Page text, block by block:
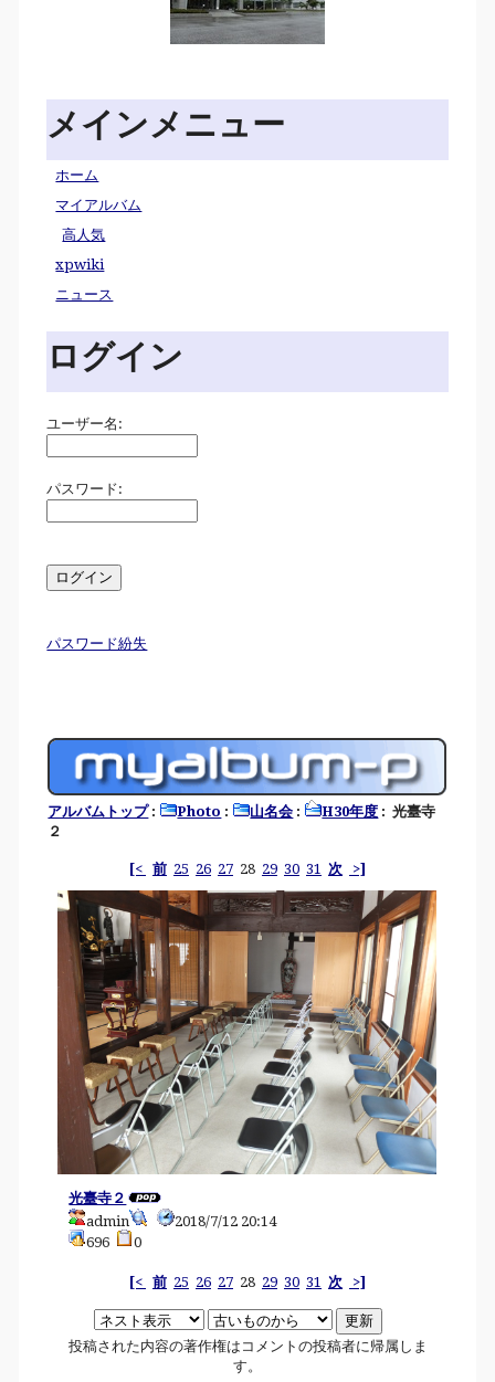
メインメニュー
ホーム
マイアルバム
高人気
xpwiki
ニュース
ログイン
ユーザー名:
パスワード:
パスワード紛失
アルバムトップ: Photo : 山名会 : H30年度 : 光臺寺
２
[< 前 25 26 27 28 29 30 31 次 >]
光臺寺２
admin
2018/7/12 20:14
696
0
[< 前 25 26 27 28 29 30 31 次 >]
投稿された内容の著作権はコメントの投稿者に帰属しま
す。